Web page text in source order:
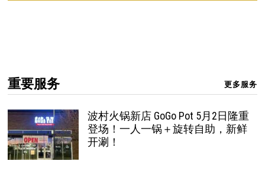
重要服务 更多服务
波村火锅新店 GoGo Pot 5月2日隆重
登场！一人一锅＋旋转自助，新鲜
开涮！